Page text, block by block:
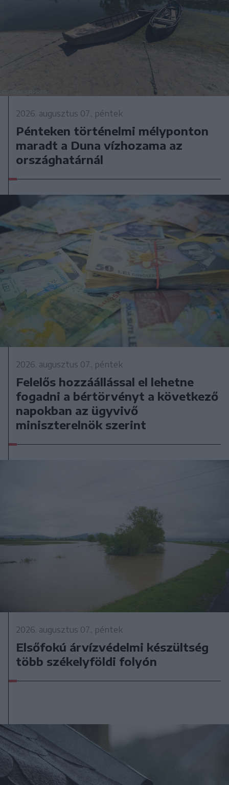
2026. augusztus 07., péntek
Pénteken történelmi mélyponton
maradt a Duna vízhozama az
országhatárnál
2026. augusztus 07., péntek
Felelős hozzáállással el lehetne
fogadni a bértörvényt a következő
napokban az ügyvivő
miniszterelnök szerint
2026. augusztus 07., péntek
Elsőfokú árvízvédelmi készültség
több székelyföldi folyón